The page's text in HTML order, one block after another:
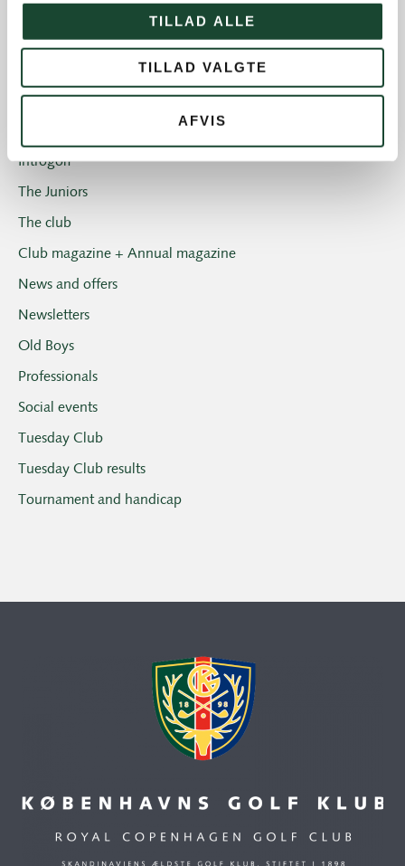
TILLAD ALLE
TILLAD VALGTE
AFVIS
Course work
Course status
House and restaurant
Introgolf
The Juniors
The club
Club magazine + Annual magazine
News and offers
Newsletters
Old Boys
Professionals
Social events
Tuesday Club
Tuesday Club results
Tournament and handicap